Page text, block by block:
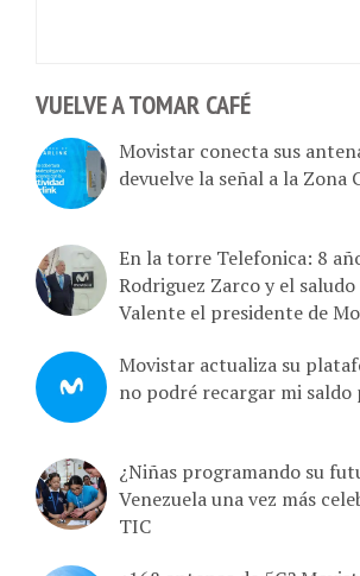
VUELVE A TOMAR CAFÉ
Movistar conecta sus
devuelve la señal a la Zona
En la torre Telefonica: 8
Rodriguez Zarco y el
Valente el presidente de
Movistar actualiza su
no podré recargar mi saldo
¿Niñas programando su
Venezuela una vez más
TIC